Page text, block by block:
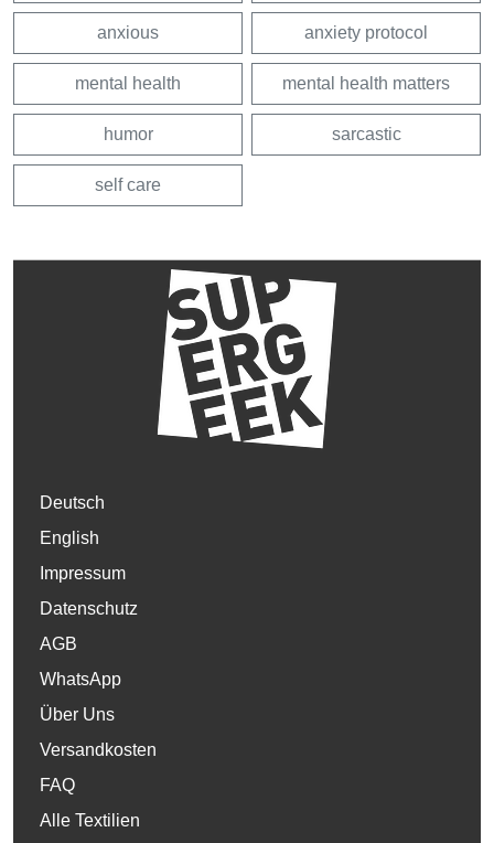
anxious anxiety protocol
mental health mental health matters
humor sarcastic
self care
Deutsch
English
Impressum
Datenschutz
AGB
WhatsApp
Über Uns
Versandkosten
FAQ
Alle Textilien